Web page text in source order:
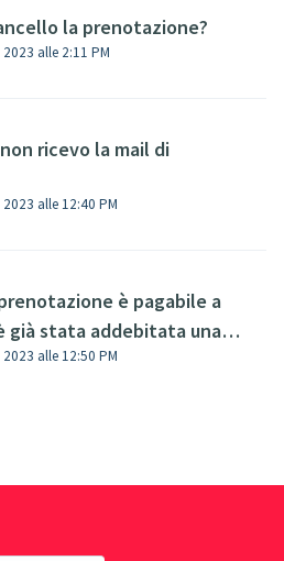
la prenotazione?
Modificato il Lun, 27 Feb, 2023 alle 2:11 PM
ricevo la mail di
alle 12:40 PM
è pagabile a
già stata addebitata una
alle 12:50 PM